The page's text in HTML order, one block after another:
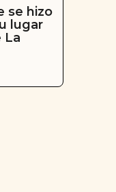
se hizo
lugar
La